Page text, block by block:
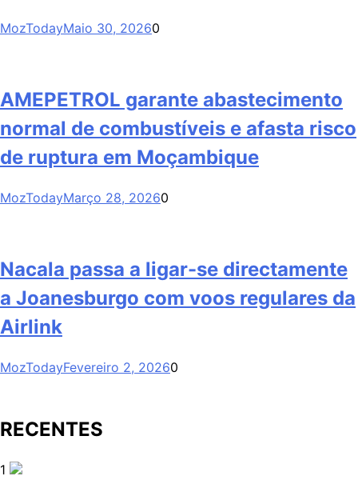
MozTodayMaio 30, 20260
AMEPETROL garante abastecimento
normal de combustíveis e afasta risco
de ruptura em Moçambique
MozTodayMarço 28, 20260
Nacala passa a ligar-se directamente
a Joanesburgo com voos regulares da
Airlink
MozTodayFevereiro 2, 20260
RECENTES
1